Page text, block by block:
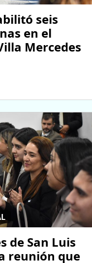
seis
en el
Mercedes
de San Luis
reunión que